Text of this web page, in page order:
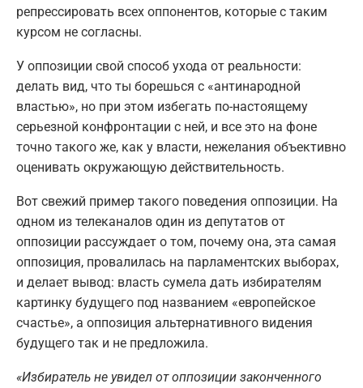
репрессировать всех оппонентов, которые с таким
курсом не согласны.
У оппозиции свой способ ухода от реальности:
делать вид, что ты борешься с «антинародной
властью», но при этом избегать по-настоящему
серьезной конфронтации с ней, и все это на фоне
точно такого же, как у власти, нежелания объективно
оценивать окружающую действительность.
Вот свежий пример такого поведения оппозиции. На
одном из телеканалов один из депутатов от
оппозиции рассуждает о том, почему она, эта самая
оппозиция, провалилась на парламентских выборах,
и делает вывод: власть сумела дать избирателям
картинку будущего под названием «европейское
счастье», а оппозиция альтернативного видения
будущего так и не предложила.
«Избиратель не увидел от оппозиции законченного